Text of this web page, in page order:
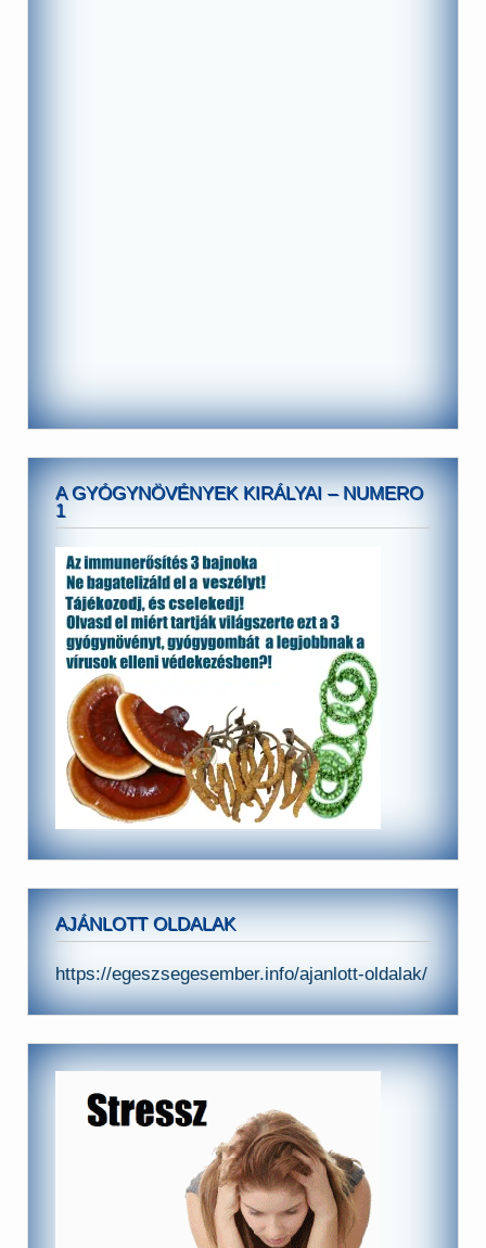
A GYÓGYNÖVÉNYEK KIRÁLYAI – NUMERO
1
AJÁNLOTT OLDALAK
https://egeszsegesember.info/ajanlott-oldalak/